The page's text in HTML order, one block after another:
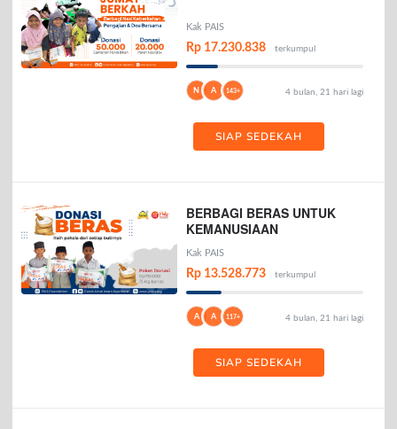
Kak PAIS
Rp 17.230.838 terkumpul
N A 143+ 4 bulan, 21 hari lagi
SIAP SEDEKAH
BERBAGI BERAS UNTUK
KEMANUSIAAN
Kak PAIS
Rp 13.528.773 terkumpul
A A 117+ 4 bulan, 21 hari lagi
SIAP SEDEKAH